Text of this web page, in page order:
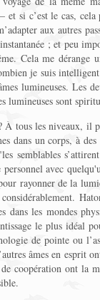
si c’est le cas,
aux autres
; et peu
Cela me dérange
je suis
lumineuses. Les
lumineuses sont
À tous les niveaux, il
dans un corps, à
semblables
avec
rayonner de la
dans les mondes
le plus idéal
de pointe ou
âmes en esprit
coopération ont la